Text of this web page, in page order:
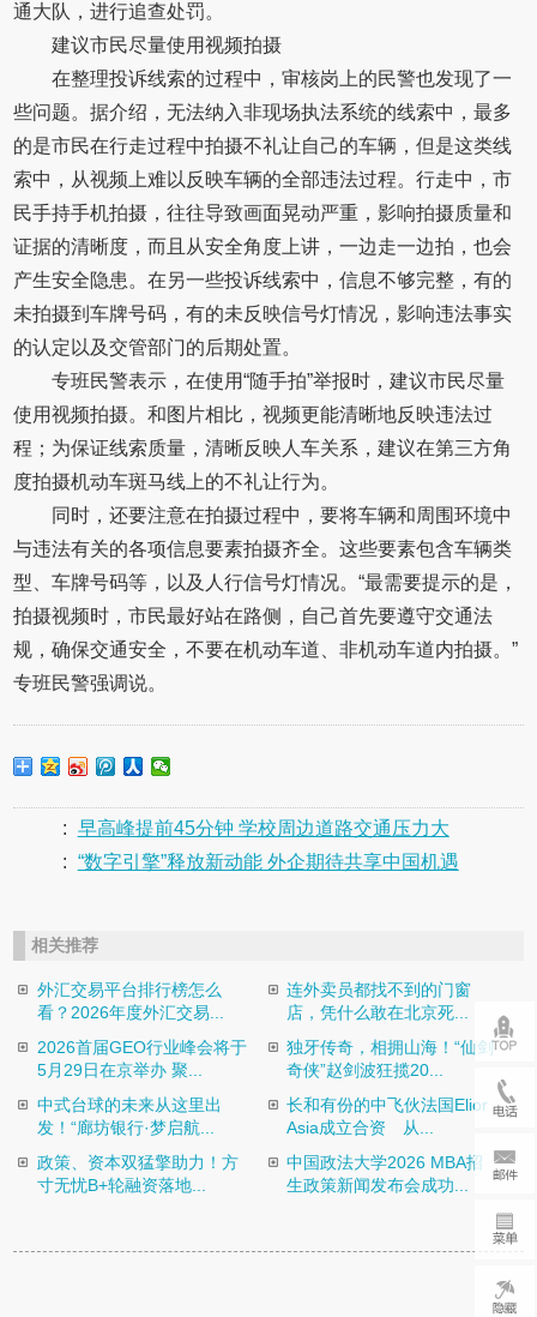
通大队，进行追查处罚。
建议市民尽量使用视频拍摄
在整理投诉线索的过程中，审核岗上的民警也发现了一
些问题。据介绍，无法纳入非现场执法系统的线索中，最多
的是市民在行走过程中拍摄不礼让自己的车辆，但是这类线
索中，从视频上难以反映车辆的全部违法过程。行走中，市
民手持手机拍摄，往往导致画面晃动严重，影响拍摄质量和
证据的清晰度，而且从安全角度上讲，一边走一边拍，也会
产生安全隐患。在另一些投诉线索中，信息不够完整，有的
未拍摄到车牌号码，有的未反映信号灯情况，影响违法事实
的认定以及交管部门的后期处置。
专班民警表示，在使用“随手拍”举报时，建议市民尽量
使用视频拍摄。和图片相比，视频更能清晰地反映违法过
程；为保证线索质量，清晰反映人车关系，建议在第三方角
度拍摄机动车斑马线上的不礼让行为。
同时，还要注意在拍摄过程中，要将车辆和周围环境中
与违法有关的各项信息要素拍摄齐全。这些要素包含车辆类
型、车牌号码等，以及人行信号灯情况。“最需要提示的是，
拍摄视频时，市民最好站在路侧，自己首先要遵守交通法
规，确保交通安全，不要在机动车道、非机动车道内拍摄。”
专班民警强调说。
: 早高峰提前45分钟 学校周边道路交通压力大
: “数字引擎”释放新动能 外企期待共享中国机遇
相关推荐
外汇交易平台排行榜怎么
看？2026年度外汇交易...
连外卖员都找不到的门窗
店，凭什么敢在北京死...
2026首届GEO行业峰会将于
5月29日在京举办 聚...
独牙传奇，相拥山海！“仙剑
奇侠”赵剑波狂揽20...
中式台球的未来从这里出
发！“廊坊银行·梦启航...
长和有份的中飞伙法国Elior
Asia成立合资 从...
政策、资本双猛擎助力！方
寸无忧B+轮融资落地...
中国政法大学2026 MBA招
生政策新闻发布会成功...